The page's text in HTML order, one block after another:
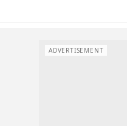
ADVERTISEMENT